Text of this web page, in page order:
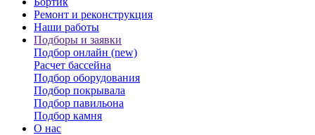
Ремонт и реконструкция
Наши работы
Подборы и заявки
Подбор онлайн (new)
Расчет бассейна
Подбор оборудования
Подбор покрывала
Подбор павильона
Подбор камня
О нас